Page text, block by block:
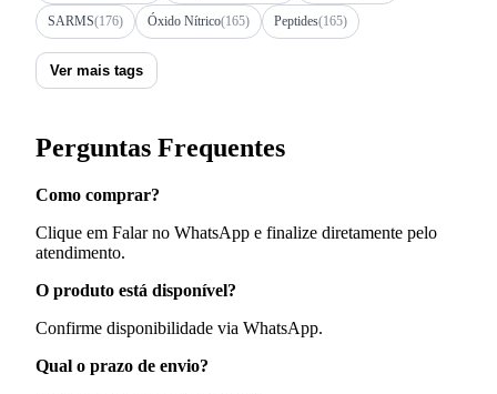
SARMS(176) Óxido Nítrico(165) Peptides(165)
Ver mais tags
Perguntas Frequentes
Como comprar?
Clique em Falar no WhatsApp e finalize diretamente pelo
atendimento.
O produto está disponível?
Confirme disponibilidade via WhatsApp.
Qual o prazo de envio?